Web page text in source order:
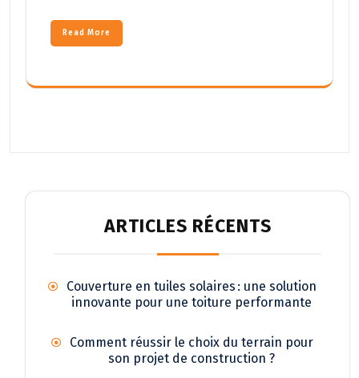
Read More
ARTICLES RÉCENTS
Couverture en tuiles solaires : une solution
innovante pour une toiture performante
Comment réussir le choix du terrain pour
son projet de construction ?